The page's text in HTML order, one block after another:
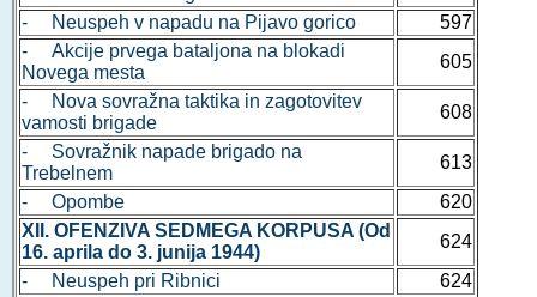
- Neuspeh v napadu na Pijavo gorico
597
- Akcije prvega bataljona na blokadi
Novega mesta
605
- Nova sovražna taktika in zagotovitev
vamosti brigade
608
- Sovražnik napade brigado na
Trebelnem
613
- Opombe
620
XII. OFENZIVA SEDMEGA KORPUSA (Od
16. aprila do 3. junija 1944)
624
- Neuspeh pri Ribnici
624